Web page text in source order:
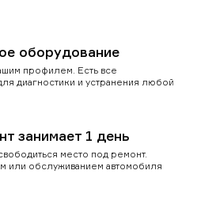
оборудование
профилем. Есть все
диагностики и устранения любой
занимает 1 день
место под ремонт.
или обслуживанием автомобиля